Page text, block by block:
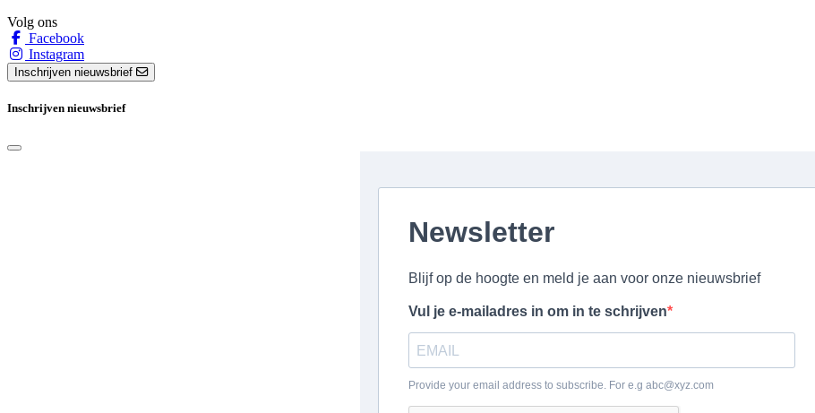
Volg ons
Facebook
Instagram
Inschrijven nieuwsbrief
Inschrijven nieuwsbrief